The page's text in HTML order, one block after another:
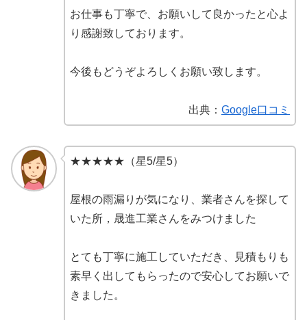
お仕事も丁寧で、お願いして良かったと心よ
り感謝致しております。
今後もどうぞよろしくお願い致します。
出典： Google口コミ
★★★★★（星5/星5）
屋根の雨漏りが気になり、業者さんを探して
いた所，晟進工業さんをみつけました
とても丁寧に施工していただき、見積もりも
素早く出してもらったので安心してお願いで
きました。